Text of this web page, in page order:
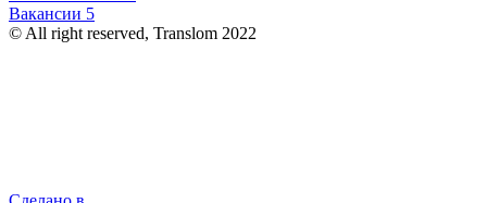
Вакансии 5
© All right reserved, Translom 2022